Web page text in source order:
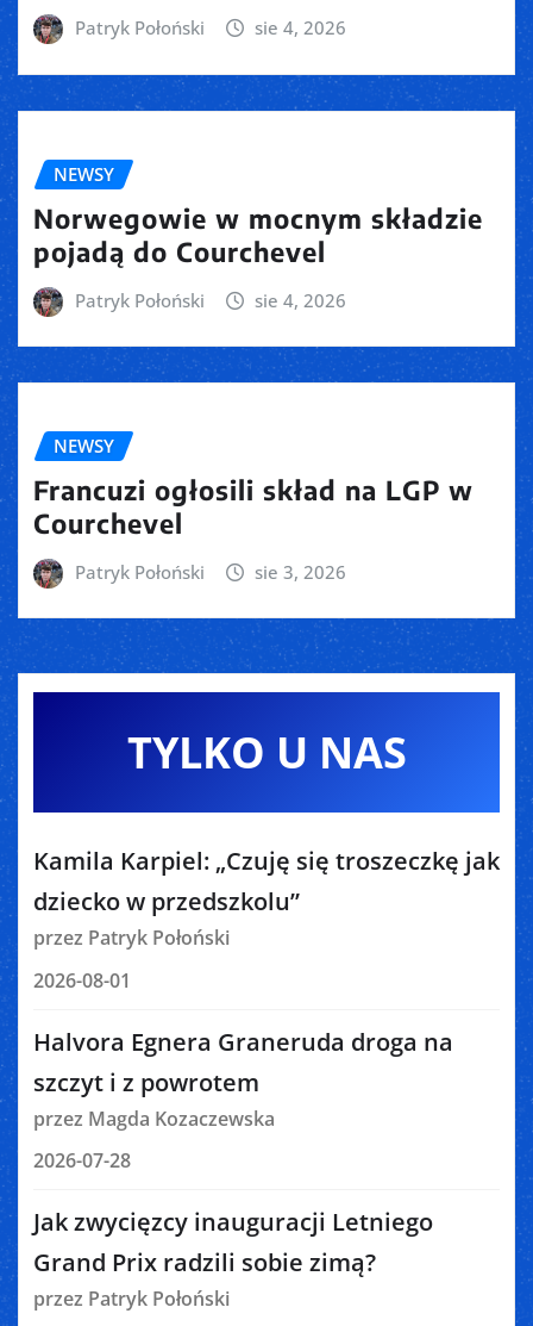
Patryk Połoński sie 4, 2026
NEWSY
Norwegowie w mocnym składzie
pojadą do Courchevel
Patryk Połoński sie 4, 2026
NEWSY
Francuzi ogłosili skład na LGP w
Courchevel
Patryk Połoński sie 3, 2026
TYLKO U NAS
Kamila Karpiel: „Czuję się troszeczkę jak
dziecko w przedszkolu”
przez Patryk Połoński
2026-08-01
Halvora Egnera Graneruda droga na
szczyt i z powrotem
przez Magda Kozaczewska
2026-07-28
Jak zwycięzcy inauguracji Letniego
Grand Prix radzili sobie zimą?
przez Patryk Połoński